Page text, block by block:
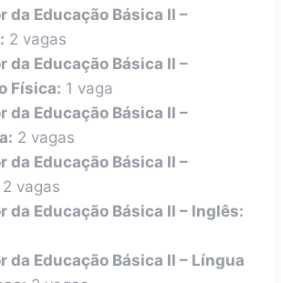
da Educação Básica II –
2 vagas
da Educação Básica II –
Física: 1 vaga
da Educação Básica II –
2 vagas
da Educação Básica II –
2 vagas
da Educação Básica II – Inglês:
da Educação Básica II – Língua